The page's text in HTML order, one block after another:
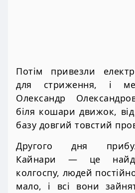
Потім привезли
для стриження, і
Олександр
біля кошари движок,
базу довгий товстий
Другого дня
Кайнари — це
колгоспу, людей
мало, і всі вони